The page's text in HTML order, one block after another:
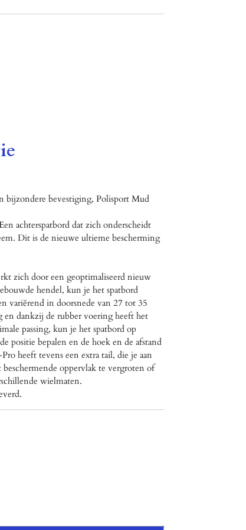
bijzondere bevestiging, Polisport Mud
achterspatbord dat zich onderscheidt
Dit is de nieuwe ultieme bescherming
zich door een geoptimaliseerd nieuw
hendel, kun je het spatbord
variërend in doorsnede van 27 tot 35
en dankzij de rubber voering heeft het
passing, kun je het spatbord op
positie bepalen en de hoek en de afstand
heeft tevens een extra tail, die je aan
oppervlak te vergroten of
wielmaten.